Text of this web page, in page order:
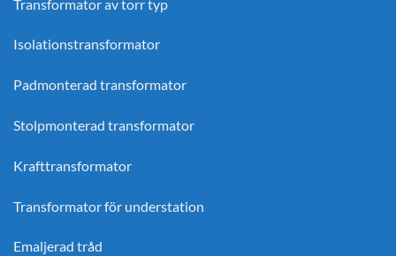
Transformator av torr typ
Isolationstransformator
Padmonterad transformator
Stolpmonterad transformator
Krafttransformator
Transformator för understation
Emaljerad tråd